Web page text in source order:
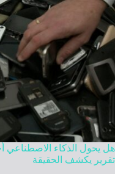
هل يحول الذكاء الاصطناعي
تقرير يكشف الحقيقة